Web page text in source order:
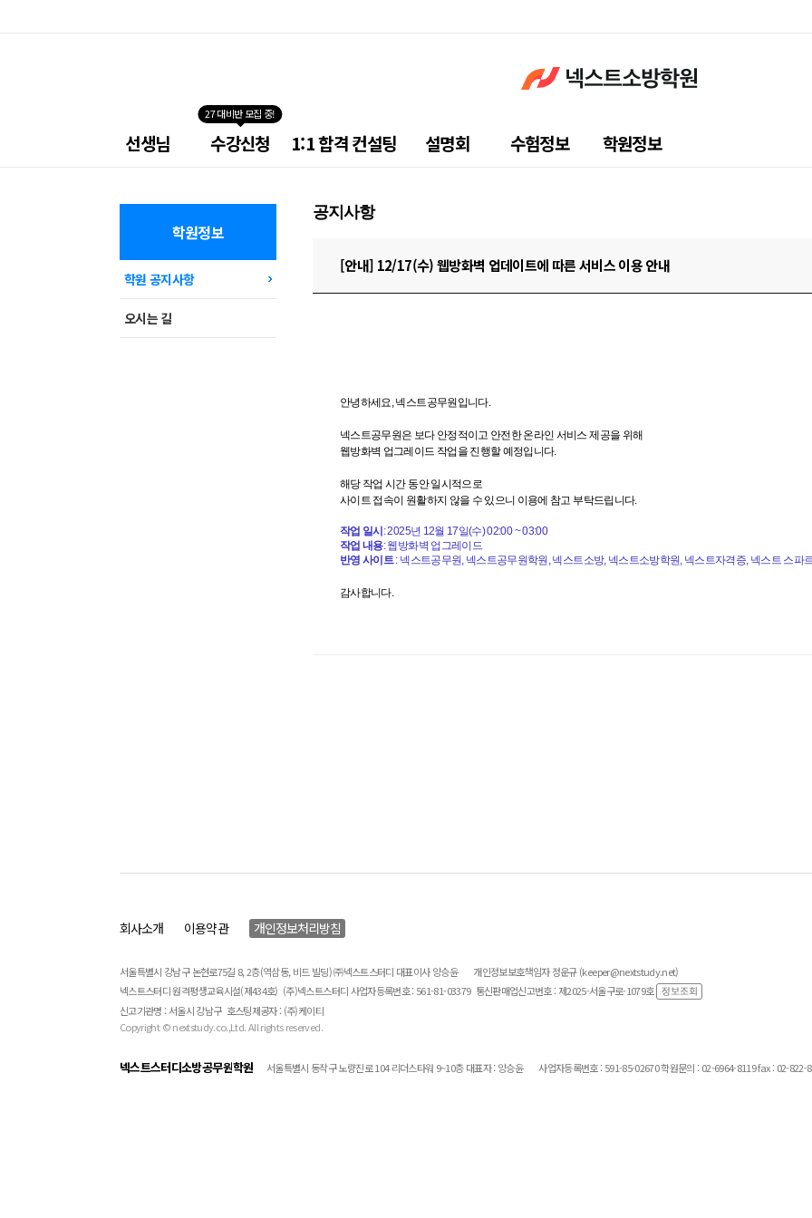
선생님
27 대비반 모집 중!
수강신청 1:1 합격 컨설팅 설명회 수험정보 학원정보
학원정보
학원 공지사항
오시는 길
공지사항
[안내] 12/17(수) 웹방화벽 업데이트에 따른 서비스 이용 안내
안녕하세요, 넥스트공무원입니다.
넥스트공무원은 보다 안정적이고 안전한 온라인 서비스 제공을 위해
웹방화벽 업그레이드 작업을 진행할 예정입니다.
해당 작업 시간 동안 일시적으로
사이트 접속이 원활하지 않을 수 있으니 이용에 참고 부탁드립니다.
작업 일시 : 2025년 12월 17일(수) 02:00 ~ 03:00
작업 내용: 웹방화벽 업그레이드
반영 사이트: 넥스트공무원, 넥스트공무원학원, 넥스트소방, 넥스트소방학원, 넥스트자격증, 넥스트 스파
감사합니다.
회사소개 이용약관 개인정보처리방침
서울특별시 강남구 논현로75길 8, 2층(역삼동, 비드 빌딩) ㈜넥스트스터디 대표이사 양승윤
개인정보보호책임자 정운규 (keeper@nextstudy.net)
넥스트스터디 원격평생교육시설(제434호) (주)넥스트스터디 사업자등록번호 : 561-81-03379 통신판매업신고번호 : 제2025-서울구로-1079호
신고기관명 : 서울시 강남구 호스팅제공자 : (주)케이티
Copyright © nextstudy.co.,Ltd. All rights reserved.
넥스트스터디소방공무원학원 서울특별시 동작구 노량진로 104 리더스타워 9~10층 대표자 : 양승윤 사업자등록번호 : 591-85-02670 학원문의 : 02-6964-8119 fax : 02-822-